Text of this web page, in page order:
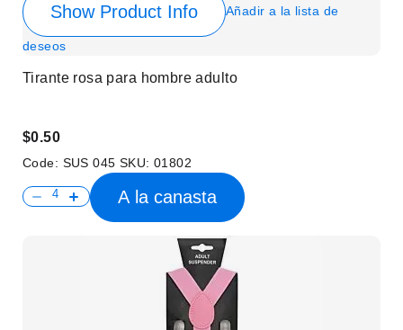
Show Product Info Añadir a la lista de
deseos
Tirante rosa para hombre adulto
$0.50
Code: SUS 045 SKU:01802
A la canasta